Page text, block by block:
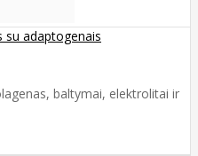
su adaptogenais
baltymai, elektrolitai ir